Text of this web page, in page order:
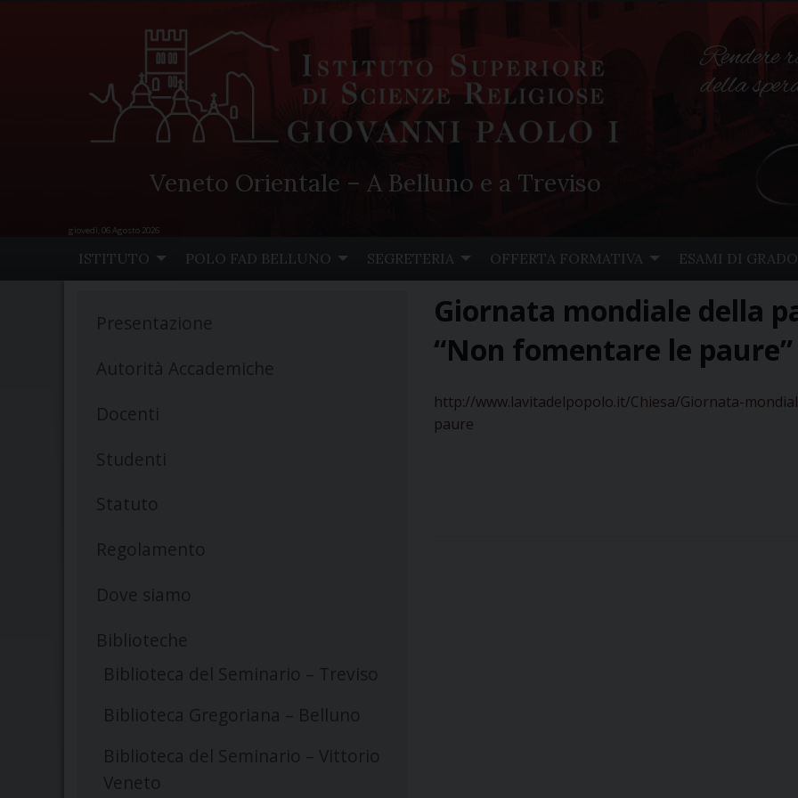
Veneto Orientale – A Belluno e a Treviso
Rendere
della
giovedì, 06 Agosto 2026
ISTITUTO POLO FAD BELLUNO SEGRETERIA OFFERTA FORMATIVA ESAMI DI GRADO
Giornata mondiale della
“Non fomentare le paure”
http://www.lavitadelpopolo.it/Chiesa/Giornata-
paure
Presentazione
Autorità Accademiche
Docenti
Studenti
Statuto
Regolamento
Dove siamo
Biblioteche
Biblioteca del Seminario – Treviso
Biblioteca Gregoriana – Belluno
Biblioteca del Seminario – Vittorio
Veneto